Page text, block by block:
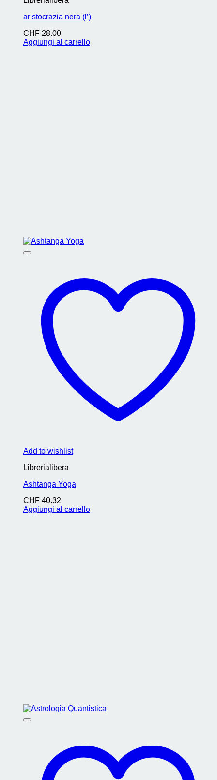
aristocrazia nera (l’)
CHF 28.00
Aggiungi al carrello
Add to wishlist
Librerialibera
Ashtanga Yoga
CHF 40.32
Aggiungi al carrello